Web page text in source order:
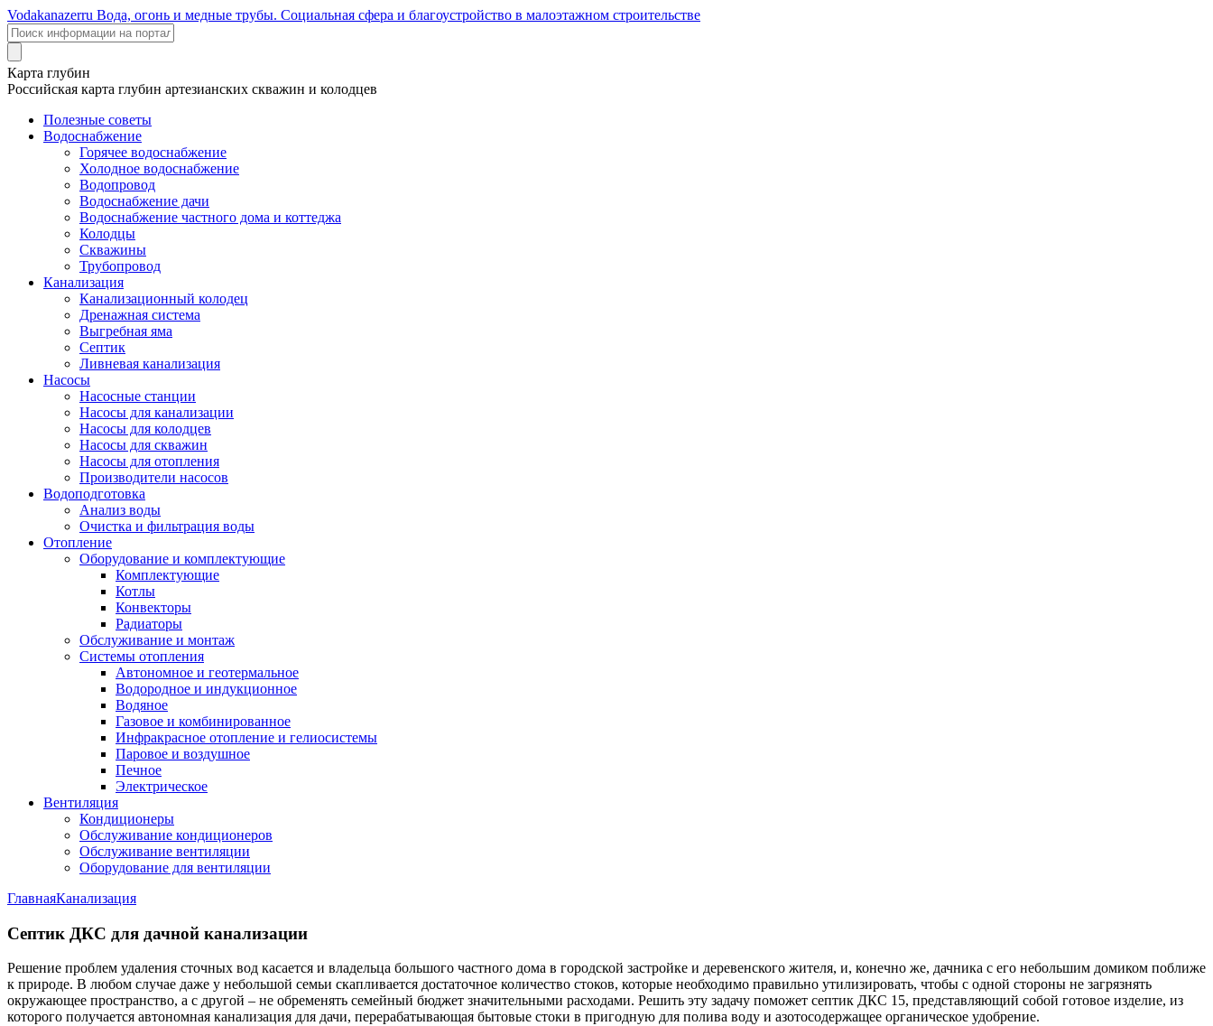
Vodakanazerru Вода, огонь и медные трубы. Социальная сфера и благоустройство в малоэтажном строительстве
Карта глубин
Российская карта глубин артезианских скважин и колодцев
Полезные советы
Водоснабжение
Горячее водоснабжение
Холодное водоснабжение
Водопровод
Водоснабжение дачи
Водоснабжение частного дома и коттеджа
Колодцы
Скважины
Трубопровод
Канализация
Канализационный колодец
Дренажная система
Выгребная яма
Септик
Ливневая канализация
Насосы
Насосные станции
Насосы для канализации
Насосы для колодцев
Насосы для скважин
Насосы для отопления
Производители насосов
Водоподготовка
Анализ воды
Очистка и фильтрация воды
Отопление
Оборудование и комплектующие
Комплектующие
Котлы
Конвекторы
Радиаторы
Обслуживание и монтаж
Системы отопления
Автономное и геотермальное
Водородное и индукционное
Водяное
Газовое и комбинированное
Инфракрасное отопление и гелиосистемы
Паровое и воздушное
Печное
Электрическое
Вентиляция
Кондиционеры
Обслуживание кондиционеров
Обслуживание вентиляции
Оборудование для вентиляции
ГлавнаяКанализация
Септик ДКС для дачной канализации
Решение проблем удаления сточных вод касается и владельца большого частного дома в городской застройке и деревенского жителя, и, конечно же, дачника с его небольшим домиком поближе
к природе. В любом случае даже у небольшой семьи скапливается достаточное количество стоков, которые необходимо правильно утилизировать, чтобы с одной стороны не загрязнять
окружающее пространство, а с другой – не обременять семейный бюджет значительными расходами. Решить эту задачу поможет септик ДКС 15, представляющий собой готовое изделие, из
которого получается автономная канализация для дачи, перерабатывающая бытовые стоки в пригодную для полива воду и азотосодержащее органическое удобрение.